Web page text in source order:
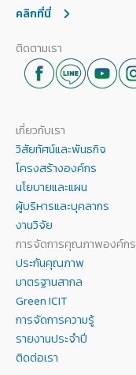
คลิกที่นี่
ติดตามเรา
เกี่ยวกับเรา
วิสัยทัศน์และพันธกิจ
โครงสร้างองค์กร
นโยบายและแผน
ผู้บริหารและบุคลากร
งานวิจัย
การจัดการคุณภาพองค์กร
ประกันคุณภาพ
มาตรฐานสากล
Green ICIT
การจัดการความรู้
รายงานประจำปี
ติดต่อเรา